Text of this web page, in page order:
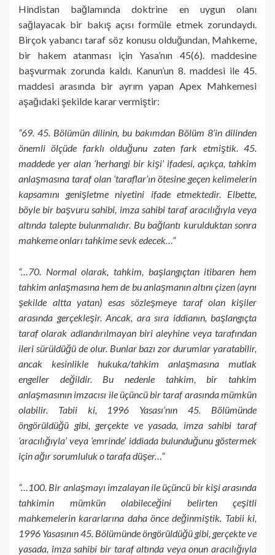
Hindistan bağlamında doktrine en uygun olanı
sağlayacak bir bakış açısı formüle etmek zorundaydı.
Birçok yabancı taraf söz konusu olduğundan, Mahkeme,
bir hakem atanması için Yasa’nın 45(6). maddesine
başvurmak zorunda kaldı. Kanun’un 8. maddesi ile 45.
maddesi arasında bir ayrım yapan Apex Mahkemesi
aşağıdaki şekilde karar vermiştir:
“69. 45. Bölümün dilinin, bu bakımdan Bölüm 8’in dilinden
önemli ölçüde farklı olduğunu zaten fark etmiştik. 45.
maddede yer alan ‘herhangi bir kişi’ ifadesi, açıkça, tahkim
anlaşmasına taraf olan ‘taraflar’ın ötesine geçen kelimelerin
kapsamını genişletme niyetini ifade etmektedir. Elbette,
böyle bir başvuru sahibi, imza sahibi taraf aracılığıyla veya
altında talepte bulunmalıdır. Bu bağlantı kurulduktan sonra
mahkeme onları tahkime sevk edecek…”
“…70. Normal olarak, tahkim, başlangıçtan itibaren hem
tahkim anlaşmasına hem de bu anlaşmanın altını çizen (aynı
şekilde altta yatan) esas sözleşmeye taraf olan kişiler
arasında gerçekleşir. Ancak, ara sıra iddianın, başlangıçta
taraf olarak adlandırılmayan biri aleyhine veya tarafından
ileri sürüldüğü de olur. Bunlar bazı zor durumlar yaratabilir,
ancak kesinlikle hukuka/tahkim anlaşmasına mutlak
engeller değildir. Bu nedenle tahkim, bir tahkim
anlaşmasının imzacısı ile üçüncü bir taraf arasında mümkün
olabilir. Tabii ki, 1996 Yasası’nın 45. Bölümünde
öngörüldüğü gibi, gerçekte ve yasada, imza sahibi taraf
‘aracılığıyla’ veya ‘emrinde’ iddiada bulunduğunu göstermek
için ağır sorumluluk o tarafa düşer…”
“…100. Bir anlaşmayı imzalayan ile üçüncü bir kişi arasında
tahkimin mümkün olabileceğini belirten çeşitli
mahkemelerin kararlarına daha önce değinmiştik. Tabii ki,
1996 Yasasının 45. Bölümünde öngörüldüğü gibi, gerçekte ve
yasada, imza sahibi bir taraf altında veya onun aracılığıyla